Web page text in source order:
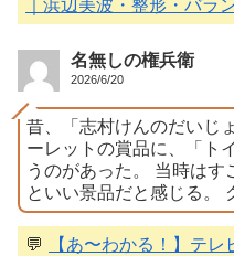
｜浜辺美波・整形・バラ
名無しの権兵衛
2026/6/20
昔、「志村けんのだいじ
ーレットの賞品に、「ト
うのがあった。 当時は
といい景品だと感じる。
💬
【あ〜わかる！】テ